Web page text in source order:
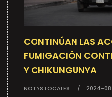
CONTINÚAN LAS
FUMIGACIÓN
Y CHIKUNGUNYA
NOTAS LOCALES 2024-